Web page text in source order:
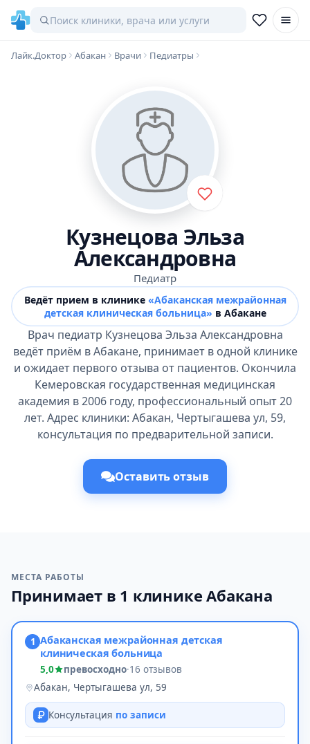
Лайк.Доктор Абакан Врачи Педиатры
Кузнецова Эльза
Александровна
Педиатр
Ведёт прием в клинике «Абаканская межрайонная
детская клиническая больница» в Абакане
Врач педиатр Кузнецова Эльза Александровна
ведёт приём в Абакане, принимает в одной клинике
и ожидает первого отзыва от пациентов. Окончила
Кемеровская государственная медицинская
академия в 2006 году, профессиональный опыт 20
лет. Адрес клиники: Абакан, Чертыгашева ул, 59,
консультация по предварительной записи.
Оставить отзыв
МЕСТА РАБОТЫ
Принимает в 1 клинике Абакана
1 Абаканская межрайонная детская
клиническая больница
5,0 превосходно·16 отзывов
Абакан, Чертыгашева ул, 59
Консультация по записи